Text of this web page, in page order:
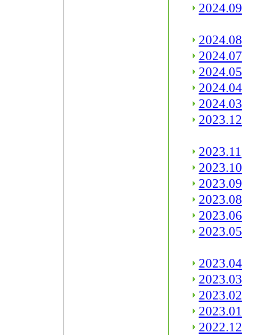
2024.09
2024.08
2024.07
2024.05
2024.04
2024.03
2023.12
2023.11
2023.10
2023.09
2023.08
2023.06
2023.05
2023.04
2023.03
2023.02
2023.01
2022.12